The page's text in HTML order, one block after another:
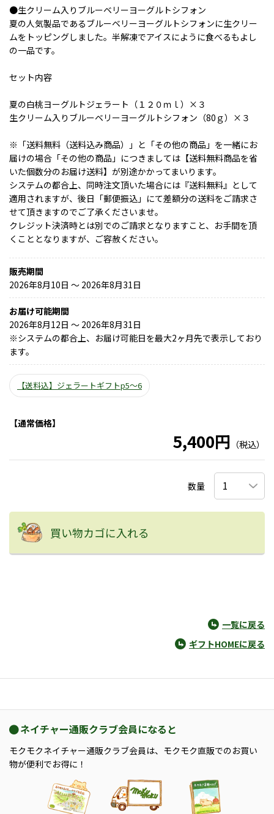
●生クリーム入りブルーベリーヨーグルトシフォン
夏の人気製品であるブルーベリーヨーグルトシフォンに生クリー
ムをトッピングしました。半解凍でアイスにように食べるもよし
の一品です。
セット内容
夏の白桃ヨーグルトジェラート（１２０ｍｌ）×３
生クリーム入りブルーベリーヨーグルトシフォン（80ｇ）×３
※「送料無料（送料込み商品）」と「その他の商品」を一緒にお
届けの場合「その他の商品」につきましては【送料無料商品を省
いた個数分のお届け送料】が別途かかってまいります。
システムの都合上、同時注文頂いた場合には『送料無料』として
適用されますが、後日「郵便振込」にて差額分の送料をご請求さ
せて頂きますのでご了承くださいませ。
クレジット決済時とは別でのご請求となりますこと、お手間を頂
くこととなりますが、ご容赦ください。
販売期間
2026年8月10日 〜 2026年8月31日
お届け可能期間
2026年8月12日 ～ 2026年8月31日
※システムの都合上、お届け可能日を最大2ヶ月先で表示しており
ます。
【送料込】ジェラートギフトp5～6
【通常価格】
5,400円 （税込）
数量
買い物カゴに入れる
一覧に戻る
ギフトHOMEに戻る
ネイチャー通販クラブ会員になると
モクモクネイチャー通販クラブ会員は、モクモク直販でのお買い
物が便利でお得に！